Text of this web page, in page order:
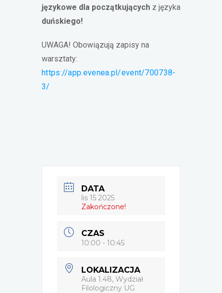
językowe dla początkujących z języka
duńskiego!
UWAGA! Obowiązują zapisy na
warsztaty:
https://app.evenea.pl/event/700738-
3/
DATA
lis 15 2025
Zakończone!
CZAS
10:00 - 10:45
LOKALIZACJA
Aula 1.48, Wydział
Filologiczny UG